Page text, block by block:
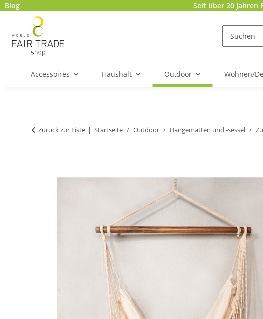
Blog Seit über 20 Jahren
Accessoires Haushalt Outdoor Wohnen/
Zurück zur Liste Startseite Outdoor Hängematten und -sessel